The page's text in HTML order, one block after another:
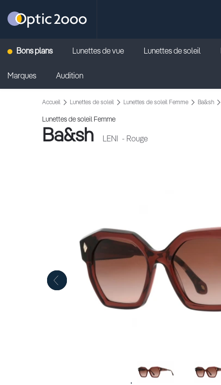
Retour vers la page d'accueil
Bons plans Lunettes de vue Lunettes de soleil
Marques Audition
Accueil Lunettes de soleil Lunettes de soleil Femme Ba&sh
Lunettes de soleil Femme
Ba&sh LENI - Rouge